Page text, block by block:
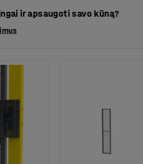
ir apsaugoti savo kūną?